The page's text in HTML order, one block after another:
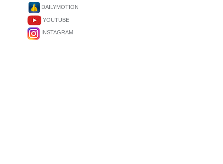
DAILYMOTION
YOUTUBE
INSTAGRAM